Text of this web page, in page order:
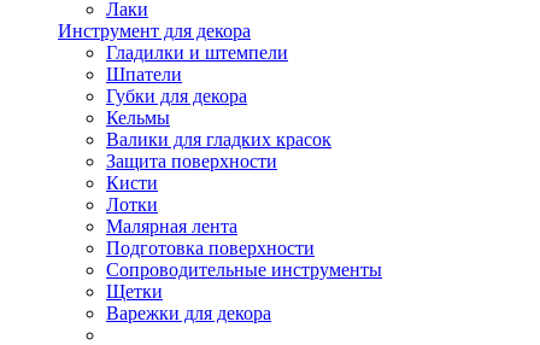
Лаки
Инструмент для декора
Гладилки и штемпели
Шпатели
Губки для декора
Кельмы
Валики для гладких красок
Защита поверхности
Кисти
Лотки
Малярная лента
Подготовка поверхности
Сопроводительные инструменты
Щетки
Варежки для декора